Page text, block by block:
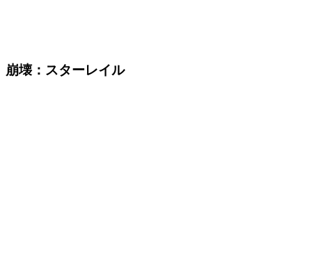
崩壊：スターレイル